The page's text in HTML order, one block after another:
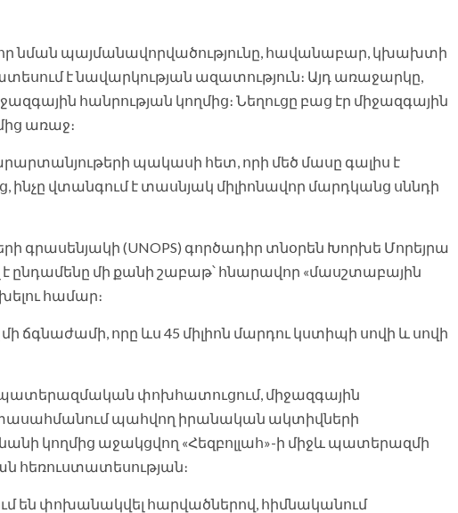
նման պայմանավորվածությունը, հավանաբար, կխախտի
է նավարկության ազատություն։ Այդ առաջարկը,
հանրության կողմից։ Նեղուցը բաց էր միջազգային
առաջ։
պակասի հետ, որի մեծ մասը գալիս է
վտանգում է տասնյակ միլիոնավոր մարդկանց սննդի
գրասենյակի (UNOPS) գործադիր տնօրեն Խորխե Մորեյրա
է ընդամենը մի քանի շաբաթ՝ հնարավոր «մասշտաբային
համար։
ճգնաժամի, որը ևս 45 միլիոն մարդու կստիպի սովի և սովի
փոխհատուցում, միջազգային
պահվող իրանական ակտիվների
կողմից աջակցվող «Հեզբոլլահ»-ի միջև պատերազմի
​​հեռուստատեսության։
են փոխանակվել հարվածներով, հիմնականում